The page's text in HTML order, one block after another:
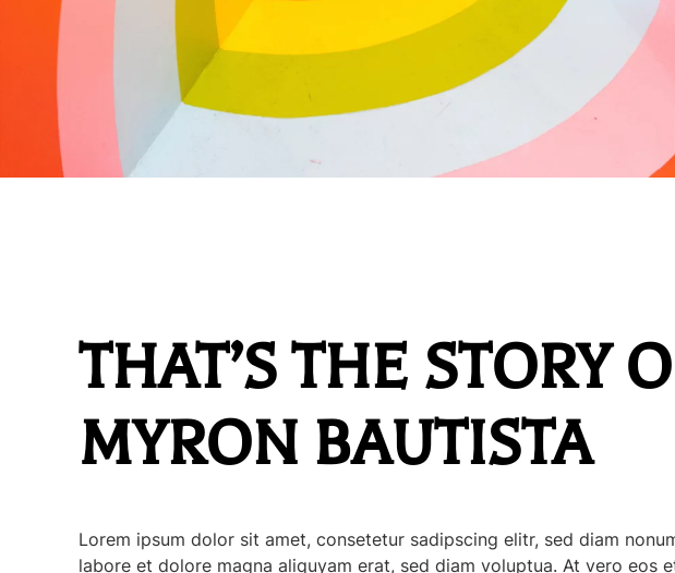
THAT’S THE STORY
MYRON BAUTISTA
Lorem ipsum dolor sit amet, consetetur sadipscing elitr, sed diam
labore et dolore magna aliquyam erat, sed diam voluptua. At vero eos